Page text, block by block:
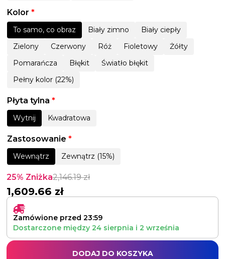
Kolor *
To samo, co obraz Biały zimno
Biały ciepły
Zielony
Czerwony Róż Fioletowy
Żółty
Pomarańcza
Błękit
Światło błękit
Pełny kolor (22%)
Płyta tylna *
Wytnij Kwadratowa
Zastosowanie *
Wewnątrz Zewnątrz (15%)
25% Zniżka2,146.19zł
1,609.66 zł
Zamówione przed 23:59
Dostarczone między 24 sierpnia i 2 września
DODAJ DO KOSZYKA